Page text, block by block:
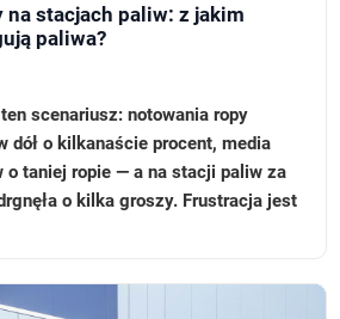
na stacjach paliw: z jakim
paliwa?
scenariusz: notowania ropy
dół o kilkanaście procent, media
o taniej ropie — a na stacji paliw za
o kilka groszy. Frustracja jest